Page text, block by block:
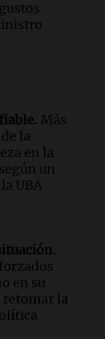
Más
la
en la
un
UBA
en su
la